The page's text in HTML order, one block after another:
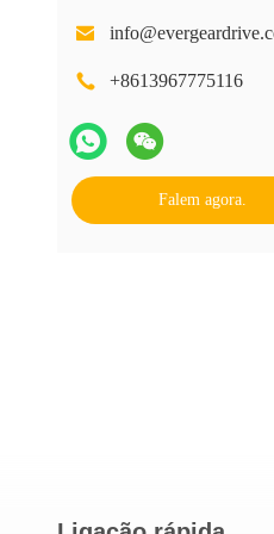
+8613967775116
Falem agora.